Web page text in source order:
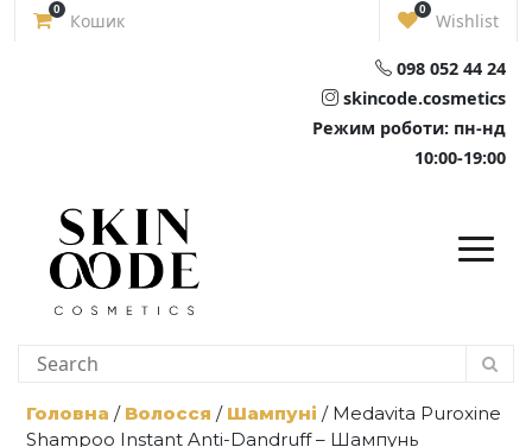
Skip
0
Кошик
0
Wishlist
098 052 44 24
skincode.cosmetics
Режим роботи: пн-нд
10:00-19:00
Головна / Волосся / Шампуні / Medavita Puroxine
Shampoo Instant Anti-Dandruff – Шампунь